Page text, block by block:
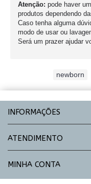
Atenção: pode haver
produtos dependendo
Caso tenha alguma
modo de usar ou
Será um prazer ajudar
newborn
INFORMAÇÕES
ATENDIMENTO
MINHA CONTA